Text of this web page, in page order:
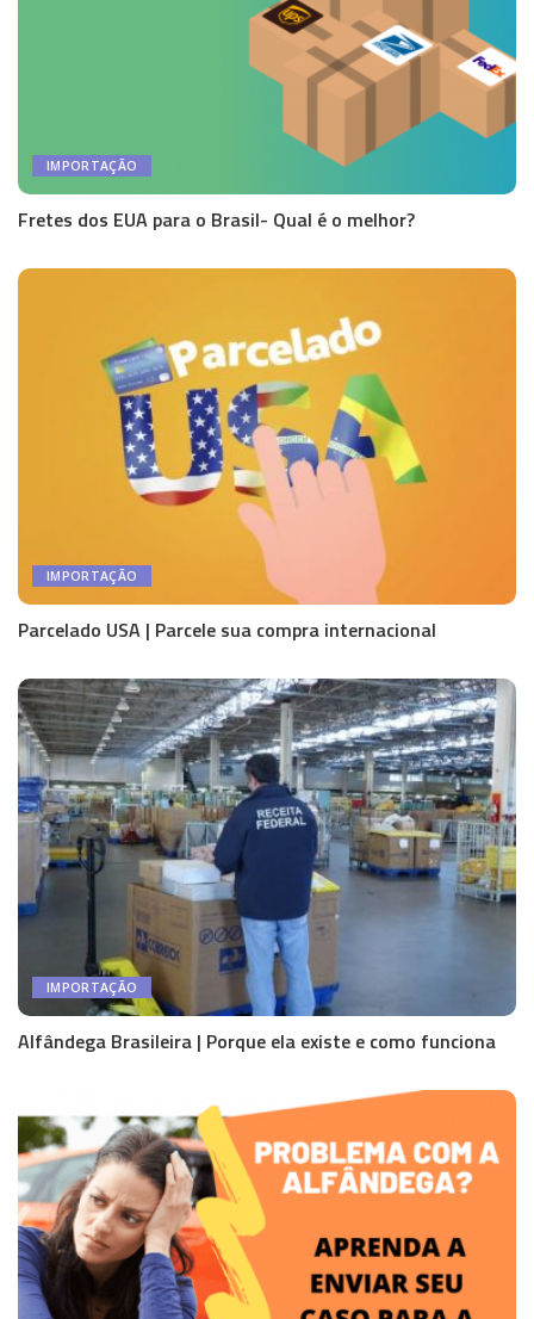
IMPORTAÇÃO
Fretes dos EUA para o Brasil- Qual é o melhor?
IMPORTAÇÃO
Parcelado USA | Parcele sua compra internacional
IMPORTAÇÃO
Alfândega Brasileira | Porque ela existe e como funciona